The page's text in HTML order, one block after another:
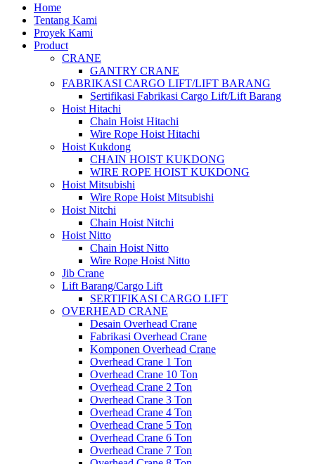
Home
Tentang Kami
Proyek Kami
Product
CRANE
GANTRY CRANE
FABRIKASI CARGO LIFT/LIFT BARANG
Sertifikasi Fabrikasi Cargo Lift/Lift Barang
Hoist Hitachi
Chain Hoist Hitachi
Wire Rope Hoist Hitachi
Hoist Kukdong
CHAIN HOIST KUKDONG
WIRE ROPE HOIST KUKDONG
Hoist Mitsubishi
Wire Rope Hoist Mitsubishi
Hoist Nitchi
Chain Hoist Nitchi
Hoist Nitto
Chain Hoist Nitto
Wire Rope Hoist Nitto
Jib Crane
Lift Barang/Cargo Lift
SERTIFIKASI CARGO LIFT
OVERHEAD CRANE
Desain Overhead Crane
Fabrikasi Overhead Crane
Komponen Overhead Crane
Overhead Crane 1 Ton
Overhead Crane 10 Ton
Overhead Crane 2 Ton
Overhead Crane 3 Ton
Overhead Crane 4 Ton
Overhead Crane 5 Ton
Overhead Crane 6 Ton
Overhead Crane 7 Ton